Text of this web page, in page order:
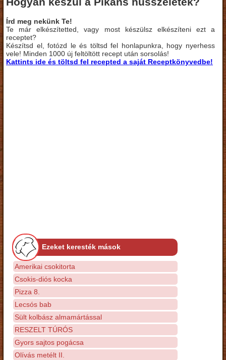
Írd meg nekünk Te!
Te már elkészítetted, vagy most készülsz elkészíteni ezt a
receptet?
Készítsd el, fotózd le és töltsd fel honlapunkra, hogy nyerhess
vele! Minden 1000 új feltöltött recept után sorsolás!
Kattints ide és töltsd fel recepted a saját Receptkönyvedbe!
Ezeket keresték mások
Amerikai csokitorta
Csokis-diós kocka
Pizza 8.
Lecsós bab
Sült kolbász almamártással
RESZELT TÚRÓS
Gyors sajtos pogácsa
Olívás metélt II.